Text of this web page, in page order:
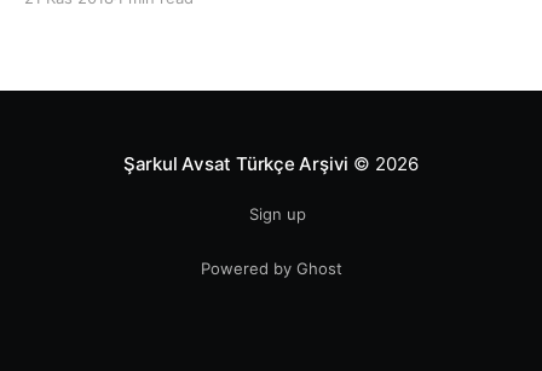
Şarkul Avsat Türkçe Arşivi © 2026
Sign up
Powered by Ghost